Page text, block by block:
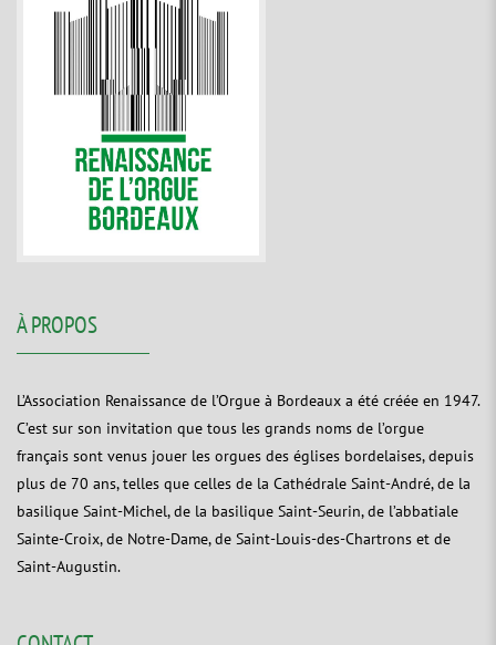
À PROPOS
L’Association Renaissance de l’Orgue à Bordeaux a été créée en 1947.
C’est sur son invitation que tous les grands noms de l’orgue
français sont venus jouer les orgues des églises bordelaises, depuis
plus de 70 ans, telles que celles de la Cathédrale Saint-André, de la
basilique Saint-Michel, de la basilique Saint-Seurin, de l’abbatiale
Sainte-Croix, de Notre-Dame, de Saint-Louis-des-Chartrons et de
Saint-Augustin.